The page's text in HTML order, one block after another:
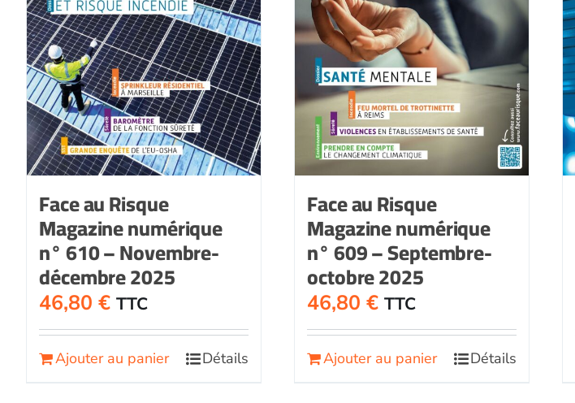
Face au Risque
Magazine numérique
n° 610 – Novembre-
décembre 2025
46,80 € TTC
Ajouter au panier Détails
Face au Risque
Magazine numérique
n° 609 – Septembre-
octobre 2025
46,80 € TTC
Ajouter au panier Détails